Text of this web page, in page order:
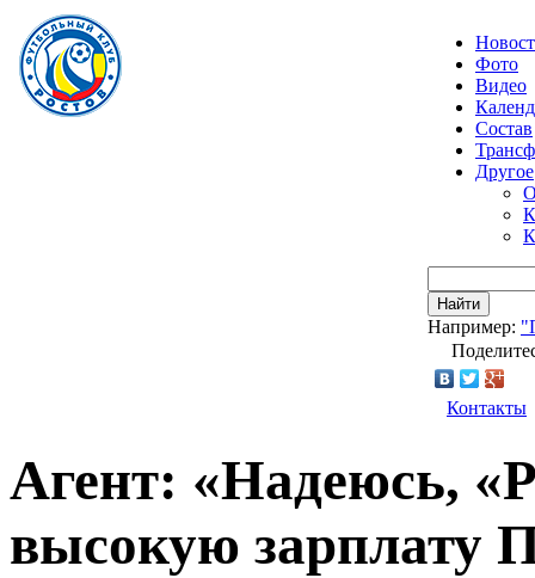
Фото
Видео
Состав
Другое
Найти
Например:
Контакты
Агент: «Надеюсь,
высокую зарплату